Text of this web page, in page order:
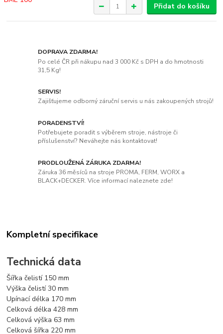
Přidat do košíku
DOPRAVA ZDARMA!
Po celé ČR při nákupu nad 3 000 Kč s DPH a do hmotnosti
31,5 Kg!
SERVIS!
Zajišťujeme odborný záruční servis u nás zakoupených strojů!
PORADENSTVÍ!
Potřebujete poradit s výběrem stroje, nástroje či
příslušenství? Neváhejte nás kontaktovat!
PRODLOUŽENÁ ZÁRUKA ZDARMA!
Záruka 36 měsíců na stroje PROMA, FERM, WORX a
BLACK+DECKER. Více informací naleznete zde!
Kompletní specifikace
Technická data
Šířka čelistí 150 mm
Výška čelistí 30 mm
Upínací délka 170 mm
Celková délka 428 mm
Celková výška 63 mm
Celková šířka 220 mm